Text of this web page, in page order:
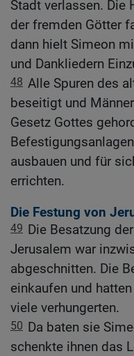
Stadt verlassen. Die
der fremden Götter
dann hielt Simeon
und Dankliedern
48 Alle Spuren des
beseitigt und
Gesetz Gottes
ausbauen und für
errichten.
Die Festung von
49 Die Besatzung
Jerusalem war
abgeschnitten. Die
einkaufen und
viele verhungerten.
50 Da baten sie
schenkte ihnen das